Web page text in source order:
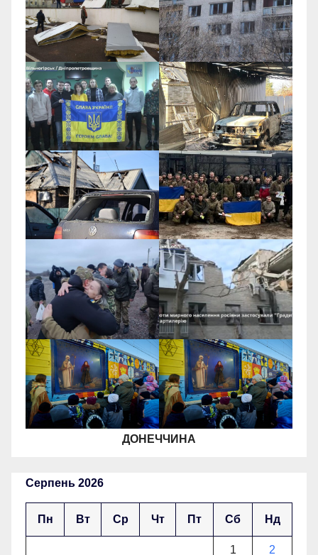
ДОНЕЧЧИНА
Серпень 2026
Пн Вт Ср Чт Пт Сб Нд
1 2